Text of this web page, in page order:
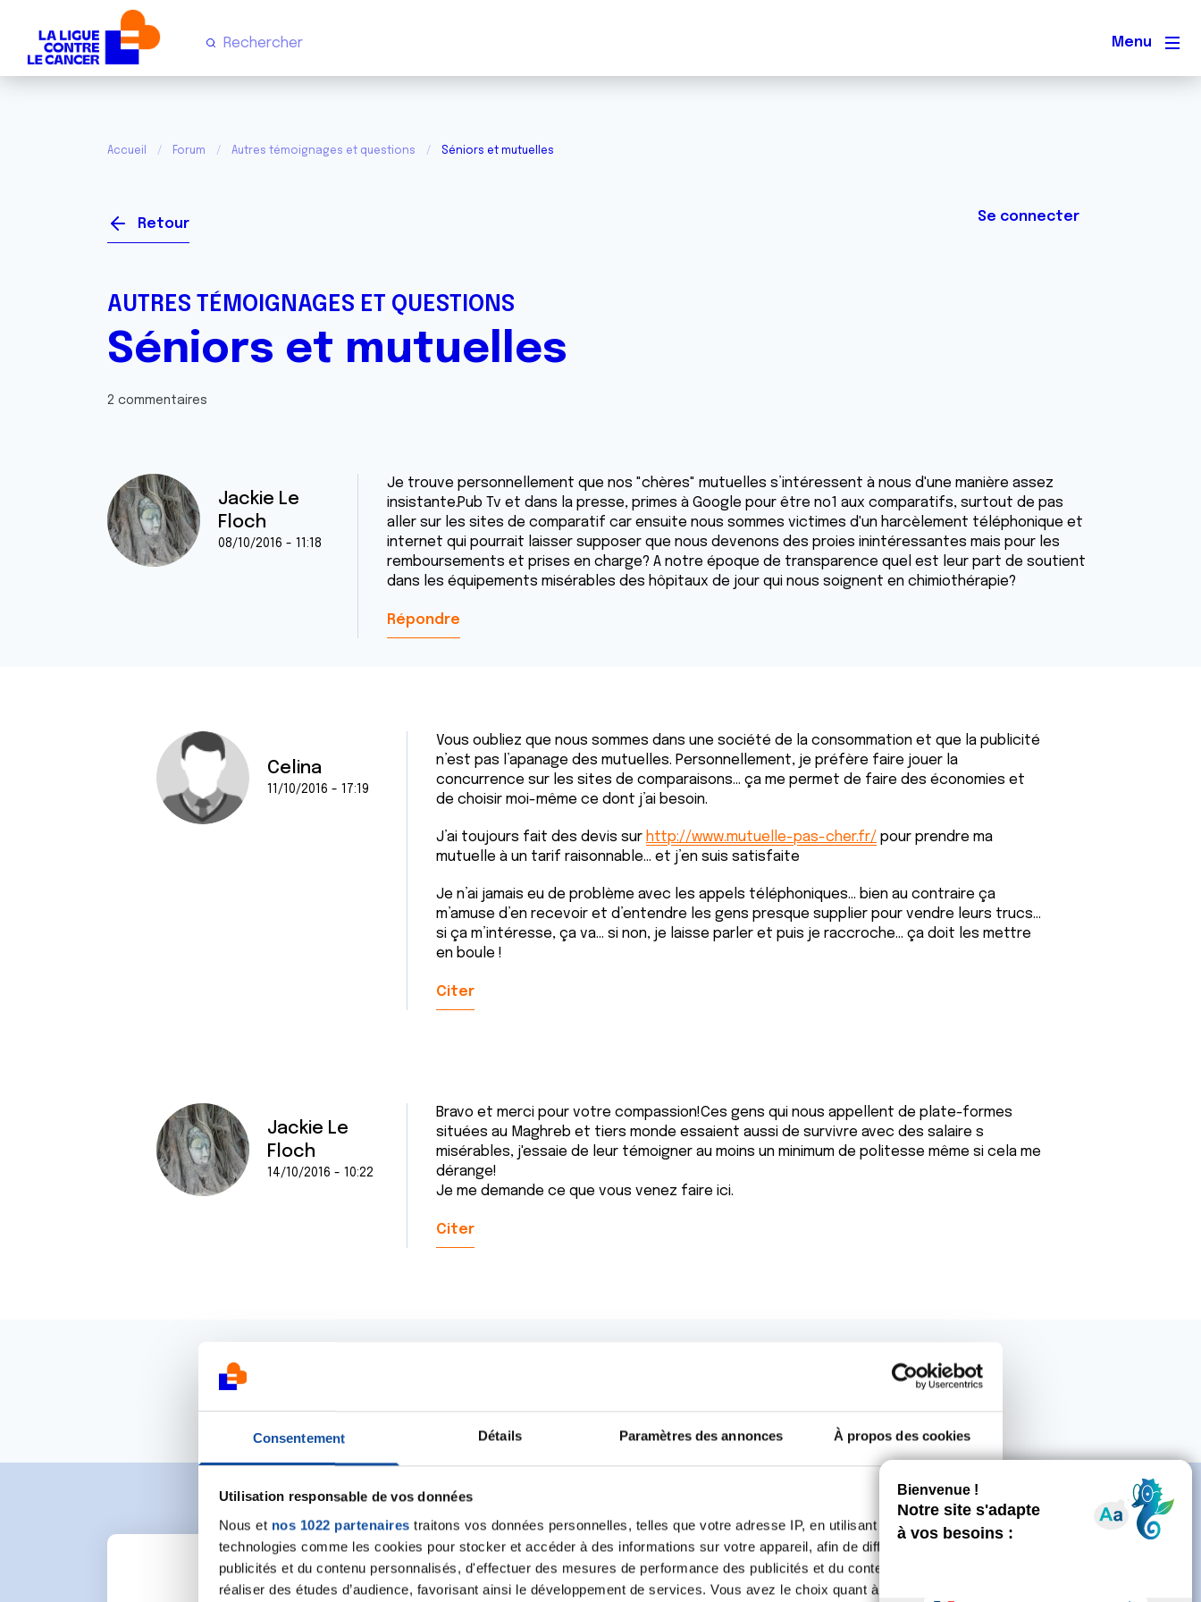
Consentement Détails Paramètres des annonces À propos des cookies
Utilisation responsable de vos données
Nous et nos 1022 partenaires traitons vos données personnelles, telles que votre adresse IP, en utilisant des
technologies comme les cookies pour stocker et accéder à des informations sur votre appareil, afin de diffuser des
publicités et du contenu personnalisés, d'effectuer des mesures de performance des publicités et du contenu, ainsi que de
réaliser des études d’audience, favorisant ainsi le développement de services. Vous avez le choix quant à l'utilisation de
Menu
Accueil Forum Autres témoignages et questions Séniors et mutuelles
Retour Se connecter
AUTRES TÉMOIGNAGES ET QUESTIONS
Séniors et mutuelles
2 commentaires
Jackie Le
Floch
08/10/2016 - 11:18
Je trouve personnellement que nos "chères" mutuelles s’intéressent à nous d'une manière assez
insistante.Pub Tv et dans la presse, primes à Google pour être no1 aux comparatifs, surtout de pas
aller sur les sites de comparatif car ensuite nous sommes victimes d'un harcèlement téléphonique et
internet qui pourrait laisser supposer que nous devenons des proies inintéressantes mais pour les
remboursements et prises en charge? A notre époque de transparence quel est leur part de soutient
dans les équipements misérables des hôpitaux de jour qui nous soignent en chimiothérapie?
Répondre
Celina
11/10/2016 - 17:19
Vous oubliez que nous sommes dans une société de la consommation et que la publicité
n’est pas l’apanage des mutuelles. Personnellement, je préfère faire jouer la
concurrence sur les sites de comparaisons... ça me permet de faire des économies et
de choisir moi-même ce dont j’ai besoin.
J’ai toujours fait des devis sur http://www.mutuelle-pas-cher.fr/ pour prendre ma
mutuelle à un tarif raisonnable... et j’en suis satisfaite
Je n’ai jamais eu de problème avec les appels téléphoniques... bien au contraire ça
m’amuse d’en recevoir et d’entendre les gens presque supplier pour vendre leurs trucs...
si ça m’intéresse, ça va... si non, je laisse parler et puis je raccroche... ça doit les mettre
en boule !
Citer
Jackie Le
Floch
14/10/2016 - 10:22
Bravo et merci pour votre compassion!Ces gens qui nous appellent de plate-formes
situées au Maghreb et tiers monde essaient aussi de survivre avec des salaire s
misérables, j'essaie de leur témoigner au moins un minimum de politesse même si cela me
dérange!
Je me demande ce que vous venez faire ici.
Citer
Ecrire un commentaire